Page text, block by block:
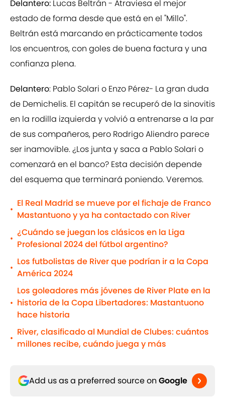
Delantero: Lucas Beltrán - Atraviesa el mejor
estado de forma desde que está en el "Millo".
Beltrán está marcando en prácticamente todos
los encuentros, con goles de buena factura y una
confianza plena.
Delantero: Pablo Solari o Enzo Pérez- La gran duda
de Demichelis. El capitán se recuperó de la sinovitis
en la rodilla izquierda y volvió a entrenarse a la par
de sus compañeros, pero Rodrigo Aliendro parece
ser inamovible. ¿Los junta y saca a Pablo Solari o
comenzará en el banco? Esta decisión depende
del esquema que terminará poniendo. Veremos.
•
El Real Madrid se mueve por el fichaje de Franco
Mastantuono y ya ha contactado con River
•
¿Cuándo se juegan los clásicos en la Liga
Profesional 2024 del fútbol argentino?
•
Los futbolistas de River que podrían ir a la Copa
América 2024
•
Los goleadores más jóvenes de River Plate en la
historia de la Copa Libertadores: Mastantuono
hace historia
•
River, clasificado al Mundial de Clubes: cuántos
millones recibe, cuándo juega y más
Add us as a preferred source on Google